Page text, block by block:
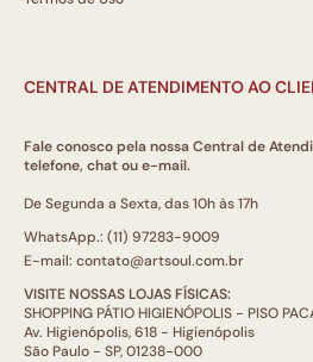
CENTRAL DE ATENDIMENTO AO
Fale conosco pela nossa Central de
telefone, chat ou e-mail.
De Segunda a Sexta, das 10h às 17h
WhatsApp.: (11) 97283-9009
E-mail: contato@artsoul.com.br
VISITE NOSSAS LOJAS FÍSICAS:
SHOPPING PÁTIO HIGIENÓPOLIS - PISO
Av. Higienópolis, 618 - Higienópolis
São Paulo - SP, 01238-000